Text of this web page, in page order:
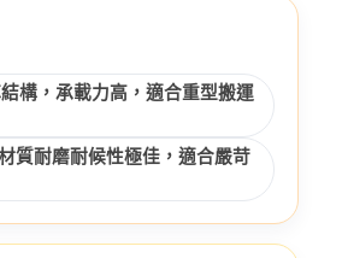
構，承載力高，適合重型搬運
質耐磨耐候性極佳，適合嚴苛